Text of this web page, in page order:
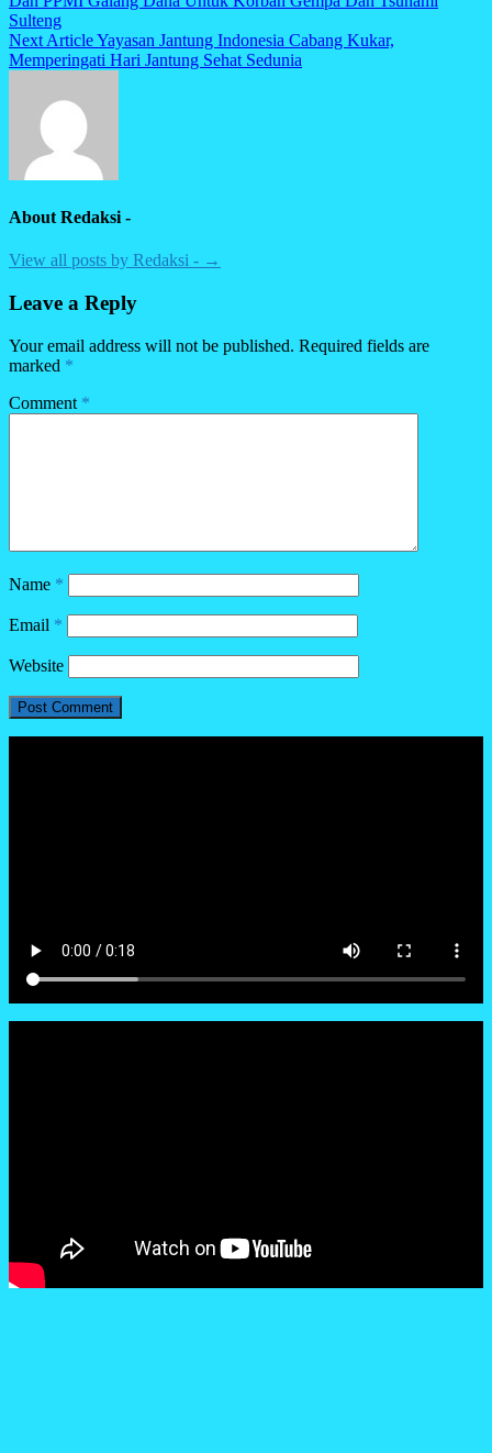
navigation
Sulteng
Next ArticleYayasan Jantung Indonesia Cabang Kukar,
Memperingati Hari Jantung Sehat Sedunia
About Redaksi -
View all posts by Redaksi - →
Leave a Reply
Your email address will not be published. Required fields are
marked *
Comment *
Name *
Email *
Website